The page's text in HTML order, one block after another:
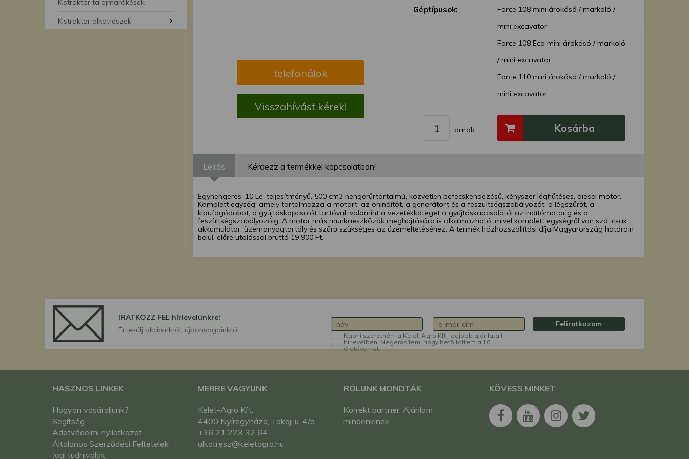
Kistraktor talajmarókések
Kistraktor alkatrészek
telefonálok
Visszahívást kérek!
Géptípusok:
Force 108 mini árokásó / markoló /
mini excavator
Force 108 Eco mini árokásó / markoló
/ mini excavator
Force 110 mini árokásó / markoló /
mini excavator
mini excavator
darab Kosárba
Leírás Kérdezz a termékkel kapcsolatban!
Egyhengeres, 10 Le, teljesítményű, 500 cm3 hengerűrtartalmú, közvetlen befecskendezésű, kényszer léghűtéses, diesel motor.
Komplett egység, amely tartalmazza a motort, az önindítót, a generátort és a feszültségszabályozót, a légszűrőt, a
kipufogódobot, a gyújtáskapcsolót tartóval, valamint a vezetékköteget a gyújtáskapcsolótól az indítómotorig és a
feszültségszabályozóig. A motor más munkaeszközök meghajtására is alkalmazható, mivel komplett egységről van szó, csak
akkumulátor, üzemanyagtartály és szűrő szükséges az üzemeltetéséhez. A termék házhozszállítási díja Magyarország határain
belül, előre utalással bruttó 19 900 Ft.
IRATKOZZ FEL hírlevelünkre!
Értesülj akcióinkról, újdonságainkról.
Kapni szeretném a Kelet-Agro Kft. legjobb ajánlatait
hírlevélben. Megerősítem, hogy betöltöttem a 16.
életévemet.
Feliratkozom
HASZNOS LINKEK
Hogyan vásároljunk?
Segítség
Adatvédelmi nyilatkozat
Általános Szerződési Feltételek
Jogi tudnivalók
MERRE VAGYUNK
Kelet-Agro Kft.
4400 Nyíregyháza, Tokaji u. 4/b
+36 21 223 32 64
alkatresz@keletagro.hu
RÓLUNK MONDTÁK
Korrekt partner. Ajánlom
mindenkinek.
KÖVESS MINKET